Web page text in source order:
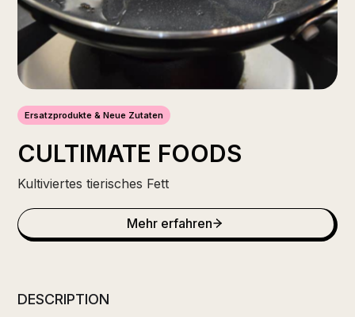
Ersatzprodukte & Neue Zutaten
CULTIMATE FOODS
Kultiviertes tierisches Fett
Mehr erfahren
DESCRIPTION